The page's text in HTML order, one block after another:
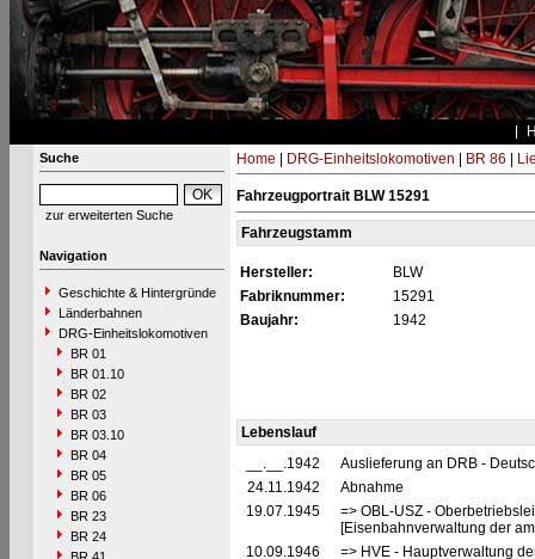
Suche
zur erweiterten Suche
Navigation
Geschichte & Hintergründe
Länderbahnen
DRG-Einheitslokomotiven
BR 01
BR 01.10
BR 02
BR 03
BR 03.10
BR 04
BR 05
BR 06
BR 23
BR 24
Home DRG-Einheitslokomotiven BR 86
Fahrzeugportrait BLW 15291
Fahrzeugstamm
Hersteller:
BLW
Fabriknummer:
15291
Baujahr:
1942
Lebenslauf
__.__.1942
Auslieferung an DRB -
24.11.1942
Abnahme
19.07.1945
=> OBL-USZ -
[Eisenbahnverwaltung der
10.09.1946
=> HVE - Hauptverwaltung